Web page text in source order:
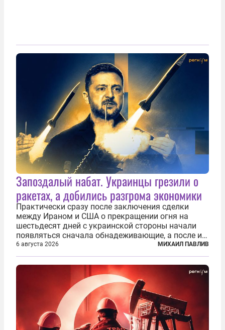
Запоздалый набат. Украинцы грезили о
ракетах, а добились разгрома экономики
Практически сразу после заключения сделки
между Ираном и США о прекращении огня на
шестьдесят дней с украинской стороны начали
появляться сначала обнадеживающие, а после и
вовсе бравурные заявления про некий «перелом»
в войне. Вероятно, в сознании первых лиц
киевского режима и стоящих за ними...
6 августа 2026 МИХАИЛ ПАВЛИВ